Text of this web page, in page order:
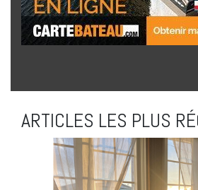
ARTICLES LES PLUS